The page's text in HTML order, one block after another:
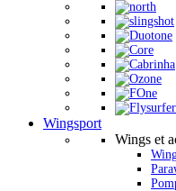
Wingsport
Wings et